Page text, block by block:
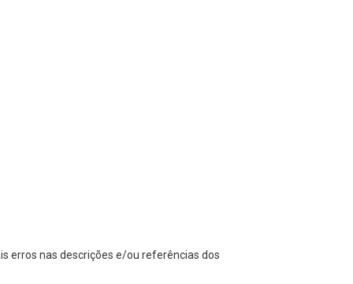
erros nas descrições e/ou referências dos